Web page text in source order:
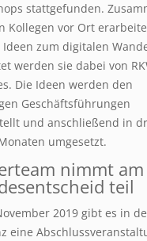
stattgefunden.
Kollegen vor Ort
Ideen zum digitalen
werden sie dabei von
Die Ideen werden den
Geschäftsführungen
und anschließend in
umgesetzt.
nimmt am
teil
2019 gibt es in
eine